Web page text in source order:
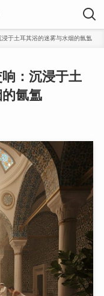
于土耳其浴的迷雾与水烟的氤氲
：沉浸于土
氤氲